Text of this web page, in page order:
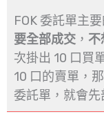
FOK 委託單主
要全部成交 ， 不
次掛出 10 口買
10 口的賣單，
委託單，就會先